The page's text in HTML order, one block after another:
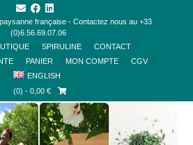
française - Contactez nous au +33
(0)6.56.69.07.06
SPIRULINE
CONTACT
PANIER MON COMPTE
CGV
ENGLISH
(0) - 0,00 €